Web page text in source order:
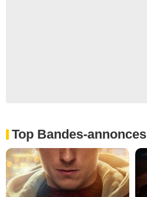
Top Bandes-annonces